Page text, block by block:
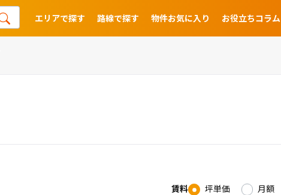
エリアで探す 路線で探す 物件お気に入り お役立ちコラム
賃料 坪単価
月額